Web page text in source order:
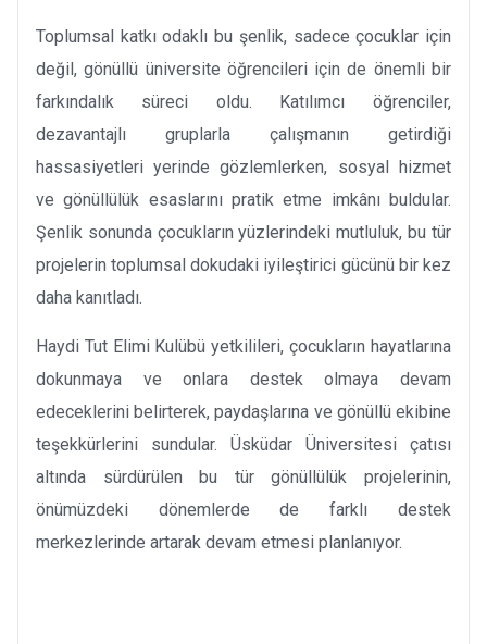
Toplumsal katkı odaklı bu şenlik, sadece çocuklar için
değil, gönüllü üniversite öğrencileri için de önemli bir
farkındalık süreci oldu. Katılımcı öğrenciler,
dezavantajlı gruplarla çalışmanın getirdiği
hassasiyetleri yerinde gözlemlerken, sosyal hizmet
ve gönüllülük esaslarını pratik etme imkânı buldular.
Şenlik sonunda çocukların yüzlerindeki mutluluk, bu tür
projelerin toplumsal dokudaki iyileştirici gücünü bir kez
daha kanıtladı.
Haydi Tut Elimi Kulübü yetkilileri, çocukların hayatlarına
dokunmaya ve onlara destek olmaya devam
edeceklerini belirterek, paydaşlarına ve gönüllü ekibine
teşekkürlerini sundular. Üsküdar Üniversitesi çatısı
altında sürdürülen bu tür gönüllülük projelerinin,
önümüzdeki dönemlerde de farklı destek
merkezlerinde artarak devam etmesi planlanıyor.